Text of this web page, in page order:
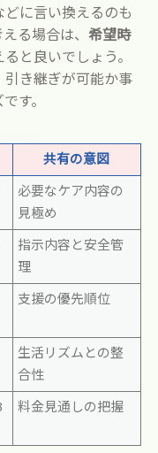
どに言い換えるのも
る場合は、 希望時
と良いでしょう。
き継ぎが可能か事
す。
共有の意図
必要なケア内容の
見極め
指示内容と安全管
理
支援の優先順位
生活リズムとの整
合性
料金見通しの把握